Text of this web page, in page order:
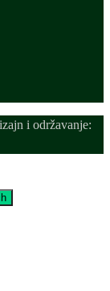
i održavanje: